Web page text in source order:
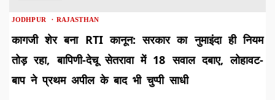
JODHPUR RAJASTHAN
कागजी शेर बना RTI कानून: सरकार का नुमाइंदा ही नियम
तोड़ रहा, बापिणी-देचू सेतरावा में 18 सवाल दबाए, लोहावट-
बाप ने प्रथम अपील के बाद भी चुप्पी साधी